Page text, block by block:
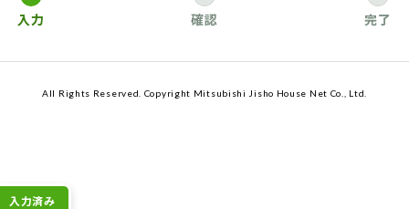
入力 確認 完了
入力済み
All Rights Reserved. Copyright Mitsubishi Jisho House Net Co., Ltd.